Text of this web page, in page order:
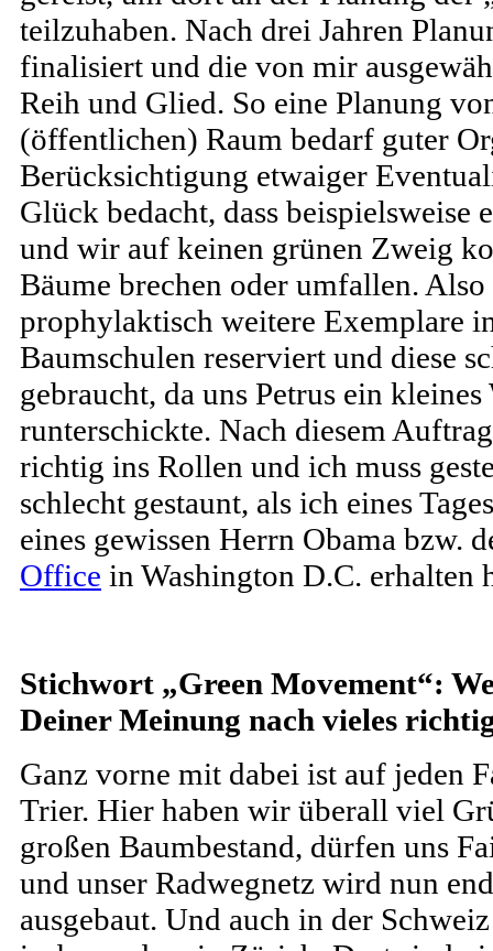
teilzuhaben. Nach drei Jahren
finalisiert und die von mir
Reih und Glied. So eine Planung
(öffentlichen) Raum bedarf guter
Berücksichtigung etwaiger
Glück bedacht, dass beispielsweise
und wir auf keinen grünen Zweig
Bäume brechen oder umfallen.
prophylaktisch weitere Exemplare
Baumschulen reserviert und diese
gebraucht, da uns Petrus ein
runterschickte. Nach diesem
richtig ins Rollen und ich muss
schlecht gestaunt, als ich eines
eines gewissen Herrn Obama bzw.
Office in Washington D.C. erhalten
Stichwort „Green Movement“:
Deiner Meinung nach vieles
Ganz vorne mit dabei ist auf jeden
Trier. Hier haben wir überall viel
großen Baumbestand, dürfen uns
und unser Radwegnetz wird nun
ausgebaut. Und auch in der